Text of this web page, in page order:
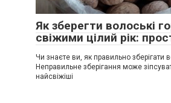
Як зберегти волоські
свіжими цілий рік:
Чи знаєте ви, як правильно зберігати
Неправильне зберігання може
найсвіжіші